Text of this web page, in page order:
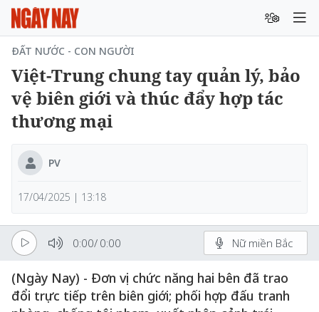
ĐẤT NƯỚC - CON NGƯỜI
Việt-Trung chung tay quản lý, bảo
vệ biên giới và thúc đẩy hợp tác
thương mại
PV
17/04/2025 | 13:18
0:00/ 0:00 Nữ miền Bắc
(Ngày Nay) - Đơn vị chức năng hai bên đã trao
đổi trực tiếp trên biên giới; phối hợp đấu tranh